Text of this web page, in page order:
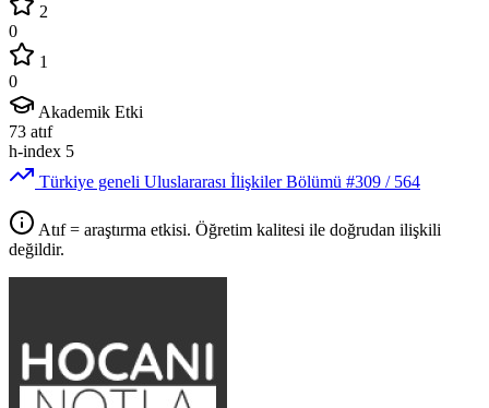
2
0
1
0
Akademik Etki
73 atıf
h-index 5
Türkiye geneli Uluslararası İlişkiler Bölümü #309 / 564
Atıf = araştırma etkisi. Öğretim kalitesi ile doğrudan ilişkili
değildir.